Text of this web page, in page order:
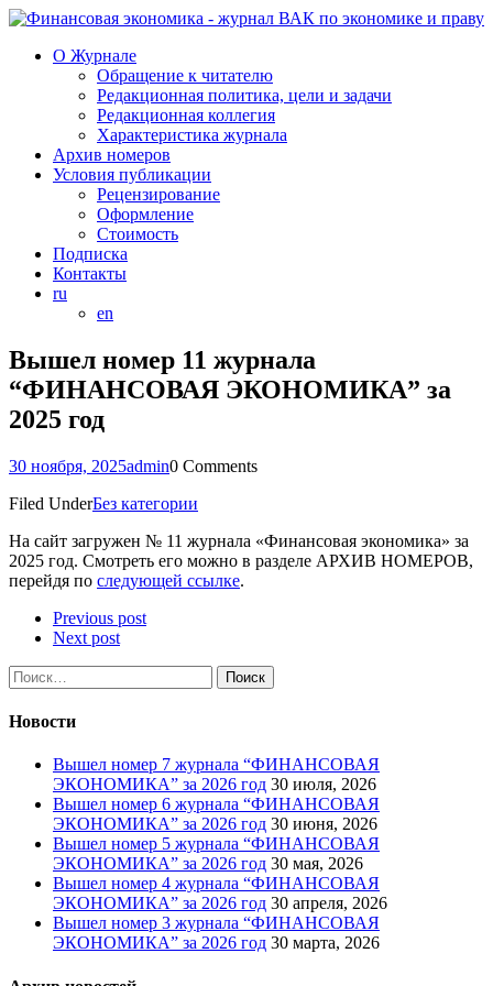
О Журнале
Обращение к читателю
Редакционная политика, цели и задачи
Редакционная коллегия
Характеристика журнала
Архив номеров
Условия публикации
Рецензирование
Оформление
Стоимость
Подписка
Контакты
ru
en
Вышел номер 11 журнала
“ФИНАНСОВАЯ ЭКОНОМИКА” за
2025 год
30 ноября, 2025admin0 Comments
Filed UnderБез категории
На сайт загружен № 11 журнала «Финансовая экономика» за
2025 год. Смотреть его можно в разделе АРХИВ НОМЕРОВ,
перейдя по следующей ссылке.
Previous post
Next post
Найти:
Новости
Вышел номер 7 журнала “ФИНАНСОВАЯ
ЭКОНОМИКА” за 2026 год 30 июля, 2026
Вышел номер 6 журнала “ФИНАНСОВАЯ
ЭКОНОМИКА” за 2026 год 30 июня, 2026
Вышел номер 5 журнала “ФИНАНСОВАЯ
ЭКОНОМИКА” за 2026 год 30 мая, 2026
Вышел номер 4 журнала “ФИНАНСОВАЯ
ЭКОНОМИКА” за 2026 год 30 апреля, 2026
Вышел номер 3 журнала “ФИНАНСОВАЯ
ЭКОНОМИКА” за 2026 год 30 марта, 2026